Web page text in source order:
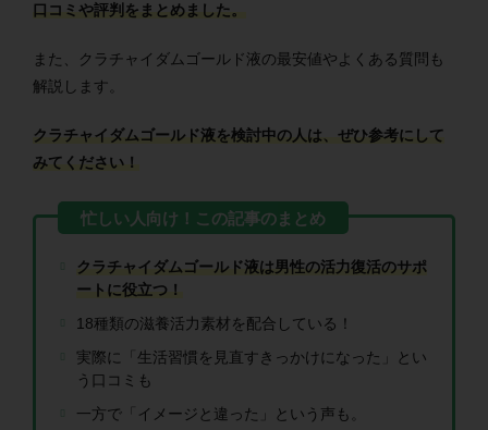
口コミや評判をまとめました。
また、クラチャイダムゴールド液の最安値やよくある質問も
解説します。
クラチャイダムゴールド液を検討中の人は、ぜひ参考にして
みてください！
クラチャイダムゴールド液は男性の活力復活のサポ
ートに役立つ！
18種類の滋養活力素材を配合している！
実際に「生活習慣を見直すきっかけになった」とい
う口コミも
一方で「イメージと違った」という声も。